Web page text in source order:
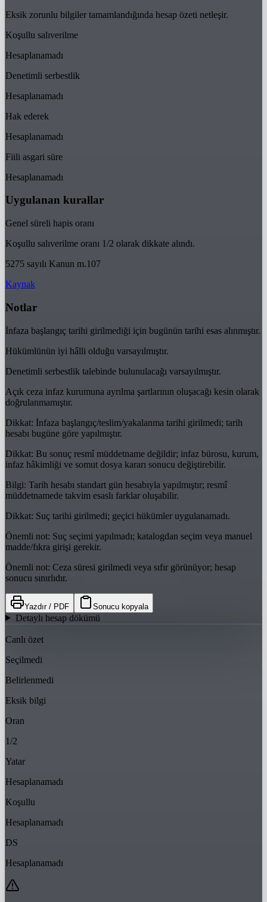
Eksik zorunlu bilgiler tamamlandığında hesap özeti netleşir.
Koşullu salıverilme
Hesaplanamadı
Denetimli serbestlik
Hesaplanamadı
Hak ederek
Hesaplanamadı
Fiili asgari süre
Hesaplanamadı
Uygulanan kurallar
Genel süreli hapis oranı
Koşullu salıverilme oranı 1/2 olarak dikkate alındı.
5275 sayılı Kanun m.107
Kaynak
Notlar
İnfaza başlangıç tarihi girilmediği için bugünün tarihi esas alınmıştır.
Hükümlünün iyi hâlli olduğu varsayılmıştır.
Denetimli serbestlik talebinde bulunulacağı varsayılmıştır.
Açık ceza infaz kurumuna ayrılma şartlarının oluşacağı kesin olarak
doğrulanmamıştır.
Dikkat: İnfaza başlangıç/teslim/yakalanma tarihi girilmedi; tarih
hesabı bugüne göre yapılmıştır.
Dikkat: Bu sonuç resmî müddetname değildir; infaz bürosu, kurum,
infaz hâkimliği ve somut dosya kararı sonucu değiştirebilir.
Bilgi: Tarih hesabı standart gün hesabıyla yapılmıştır; resmî
müddetnamede takvim esaslı farklar oluşabilir.
Dikkat: Suç tarihi girilmedi; geçici hükümler uygulanamadı.
Önemli not: Suç seçimi yapılmadı; katalogdan seçim veya manuel
madde/fıkra girişi gerekir.
Önemli not: Ceza süresi girilmedi veya sıfır görünüyor; hesap
sonucu sınırlıdır.
Yazdır / PDF Sonucu kopyala
Detaylı hesap dökümü
Canlı özet
Seçilmedi
Belirlenmedi
Eksik bilgi
Oran
1/2
Yatar
Hesaplanamadı
Koşullu
Hesaplanamadı
DS
Hesaplanamadı